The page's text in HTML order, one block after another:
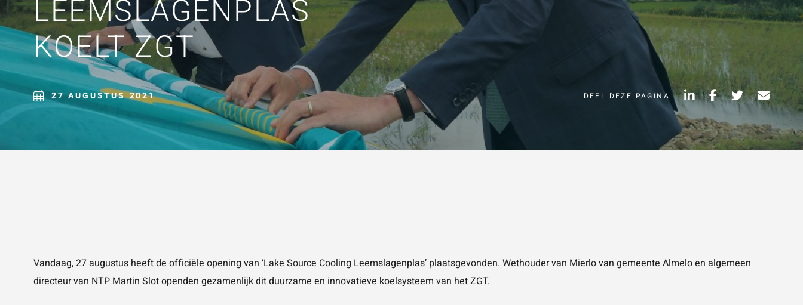
Vraag of opmerking
Wat is 5 + 5?
Vraag of opmerking*
Wat is 5 + 5? *
LEEMSLAGENPLAS
KOELT ZGT
27 AUGUSTUS 2021 DEEL DEZE PAGINA
Vandaag, 27 augustus heeft de officiële opening van ‘Lake Source Cooling Leemslagenplas’ plaatsgevonden. Wethouder van Mierlo van gemeente Almelo en algemeen
directeur van NTP Martin Slot openden gezamenlijk dit duurzame en innovatieve koelsysteem van het ZGT.